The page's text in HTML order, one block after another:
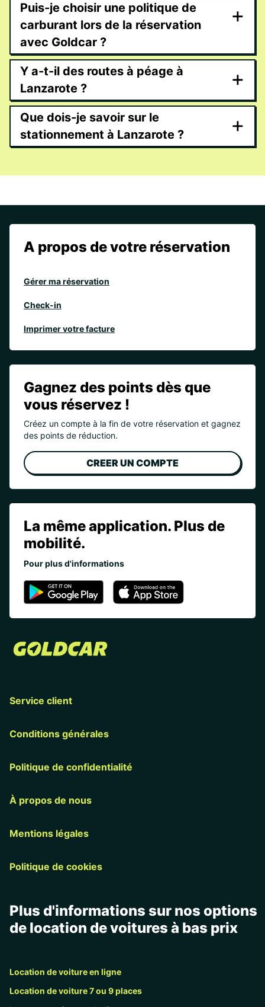
Puis-je choisir une politique de
carburant lors de la réservation
avec Goldcar ?
+
Y a-t-il des routes à péage à
Lanzarote ?
+
Que dois-je savoir sur le
stationnement à Lanzarote ?
+
A propos de votre réservation
Gérer ma réservation
Check-in
Imprimer votre facture
Gagnez des points dès que
vous réservez !
Créez un compte à la fin de votre réservation et gagnez
des points de réduction.
CREER UN COMPTE
La même application. Plus de
mobilité.
Pour plus d'informations
Service client
Conditions générales
Politique de confidentialité
À propos de nous
Mentions légales
Politique de cookies
Plus d'informations sur nos options
de location de voitures à bas prix
Location de voiture en ligne
Location de voiture 7 ou 9 places